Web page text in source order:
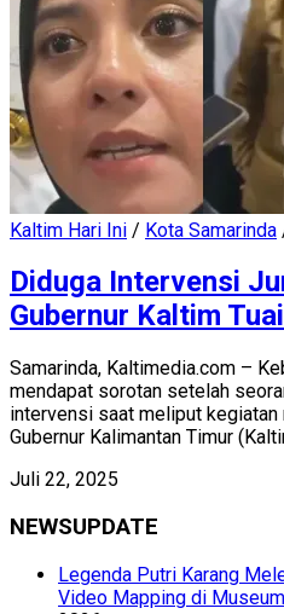
Kaltim Hari Ini / Kota Samarinda
Diduga Intervensi
Gubernur Kaltim
Samarinda, Kaltimedia.com –
mendapat sorotan setelah
intervensi saat meliput
Gubernur Kalimantan Timur
Juli 22, 2025
NEWSUPDATE
Legenda Putri Karang
Video Mapping di